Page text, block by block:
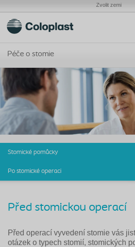
Zvolit zemi
Péče o stomie
Stomické pomůcky
Po stomické operaci
Před stomickou operací
Před operací vyvedení stomie vás
otázek o typech stomií, stomických